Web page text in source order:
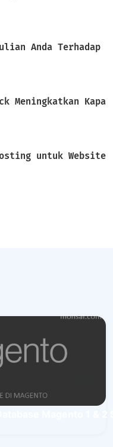
Anda Terhadap
Meningkatkan
untuk Website